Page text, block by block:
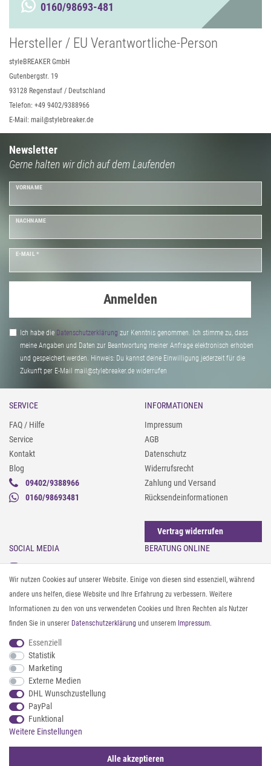
0160/98693-481
Hersteller / EU Verantwortliche-Person
styleBREAKER GmbH
Gutenbergstr. 19
93128 Regenstauf / Deutschland
Telefon: +49 9402/9388966
E-Mail: mail@stylebreaker.de
Newsletter
Gerne halten wir dich auf dem Laufenden
VORNAME
NACHNAME
E-MAIL *
Anmelden
Ich habe die Daten­schutz­erklärung zur Kenntnis genommen. Ich stimme zu, dass
meine Angaben und Daten zur Beantwortung meiner Anfrage elektronisch erhoben
und gespeichert werden. Hinweis: Du kannst deine Einwilligung jederzeit für die
Zukunft per E-Mail mail@stylebreaker.de widerrufen
SERVICE
FAQ / Hilfe
Service
Kontakt
Blog
09402/9388966
0160/98693481
INFORMATIONEN
Impressum
AGB
Datenschutz
Widerrufsrecht
Zahlung und Versand
Rücksendeinformationen
Vertrag widerrufen
SOCIAL MEDIA
Instagram
Facebook
Pinterest
Twitter
Youtube
Threads
BERATUNG ONLINE
Gürtel messen & kürzen
Sonnenbrillen & UV-Schutz
Textilpflege
Textil- und Material-Guide
Geldbörse richtig organisieren
ZAHLUNG & VERSAND
Wir nutzen Cookies auf unserer Website. Einige von diesen sind essenziell, während
andere uns helfen, diese Website und Ihre Erfahrung zu verbessern. Weitere
Informationen zu den von uns verwendeten Cookies und Ihren Rechten als Nutzer
finden Sie in unserer Daten­schutz­erklärung und unserem Impressum.
Essenziell
Statistik
Marketing
Externe Medien
DHL Wunschzustellung
PayPal
Funktional
Weitere Einstellungen
Alle akzeptieren